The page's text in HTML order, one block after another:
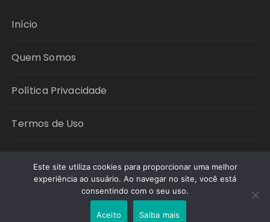
Início
Quem Somos
Política Privacidade
Termos de Uso
Este site utiliza cookies para proporcionar uma melhor
experiência ao usuário. Ao navegar no site, você está
consentindo com o seu uso.
Aceito Saiba mais